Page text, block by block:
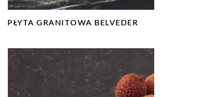
PŁYTA GRANITOWA BELVEDER